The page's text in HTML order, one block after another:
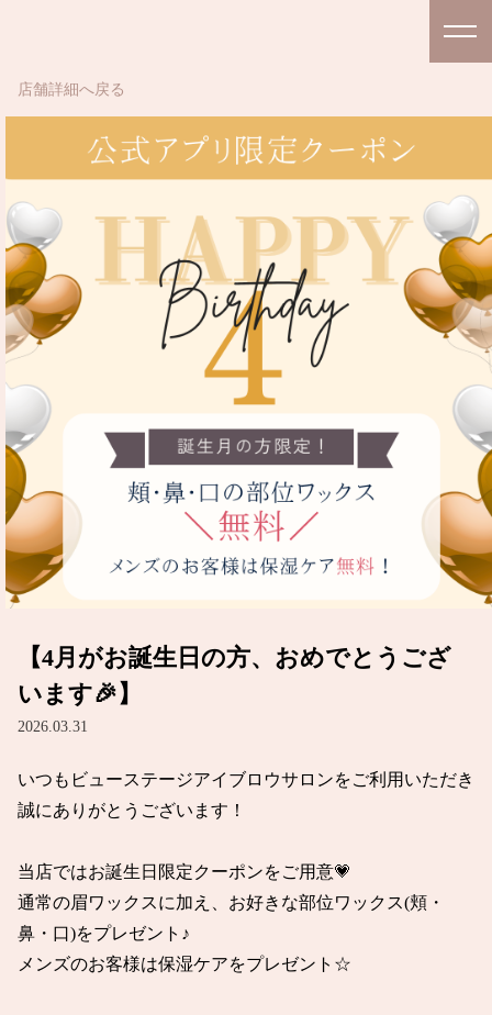
店舗詳細へ戻る
【4月がお誕生日の方、おめでとうござ
います🎉】
2026.03.31
いつもビューステージアイブロウサロンをご利用いただき
誠にありがとうございます！
当店ではお誕生日限定クーポンをご用意💗
通常の眉ワックスに加え、お好きな部位ワックス(頬・
鼻・口)をプレゼント♪
メンズのお客様は保湿ケアをプレゼント☆